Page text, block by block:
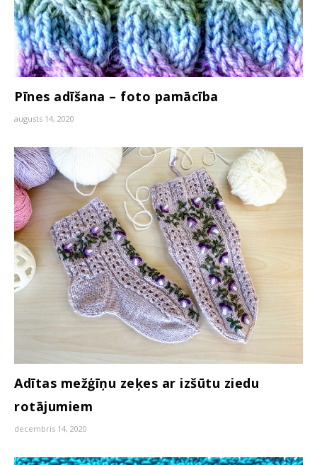
Pīnes adīšana – foto pamācība
augusts 14, 2020
Adītas mežģīņu zeķes ar izšūtu ziedu
rotājumiem
decembris 14, 2020